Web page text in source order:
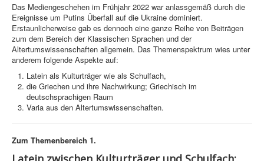
Das Mediengeschehen im Frühjahr 2022 war anlassgemäß durch die
Ereignisse um Putins Überfall auf die Ukraine dominiert.
Erstaunlicherweise gab es dennoch eine ganze Reihe von Beiträgen
zum dem Bereich der Klassischen Sprachen und der
Altertumswissenschaften allgemein. Das Themenspektrum wies unter
anderem folgende Aspekte auf:
Latein als Kulturträger wie als Schulfach,
die Griechen und ihre Nachwirkung; Griechisch im
deutschsprachigen Raum
Varia aus den Altertumswissenschaften.
Zum Themenbereich 1.